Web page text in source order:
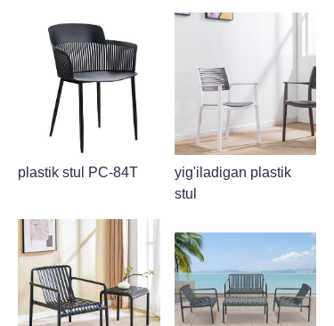
plastik stul PC-84T
yig'iladigan plastik
stul